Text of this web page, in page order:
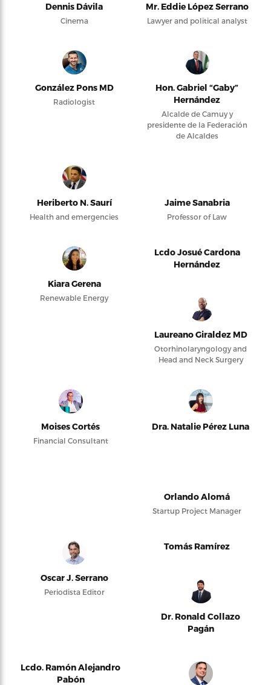
Dennis Dávila
Cinema
Mr. Eddie López Serrano
Lawyer and political analyst
González Pons MD
Radiologist
Hon. Gabriel “Gaby”
Hernández
Alcalde de Camuy y
presidente de la Federación
de Alcaldes
Heriberto N. Saurí
Health and emergencies
Jaime Sanabria
Professor of Law
Kiara Gerena
Renewable Energy
Lcdo Josué Cardona
Hernández
Laureano Giraldez MD
Otorhinolaryngology and
Head and Neck Surgery
Moises Cortés
Financial Consultant
Dra. Natalie Pérez Luna
Orlando Alomá
Startup Project Manager
Oscar J. Serrano
Periodista Editor
Tomás Ramírez
Dr. Ronald Collazo
Pagán
Lcdo. Ramón Alejandro
Pabón